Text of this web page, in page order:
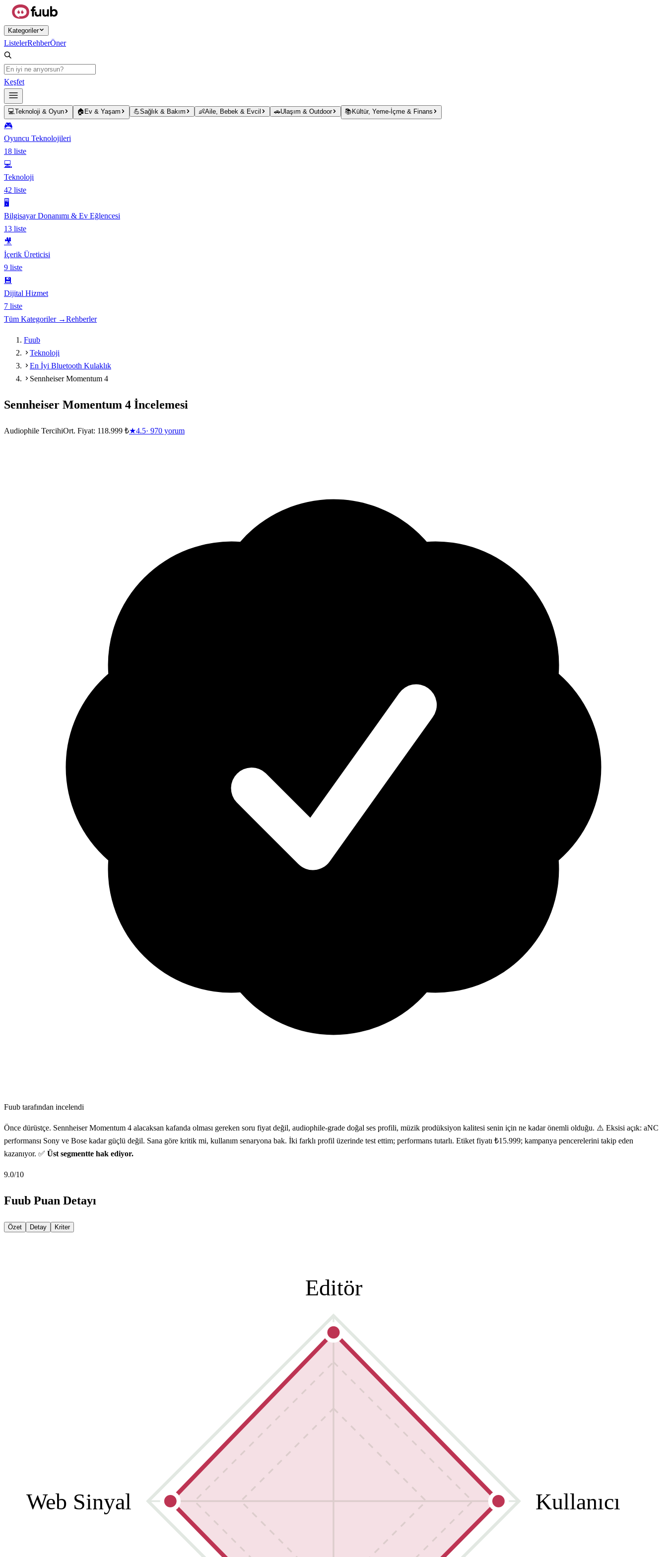
Ana içeriğe atla
Kategoriler
ListelerRehberÖner
Keşfet
💻Teknoloji & Oyun 🏠 Ev & Yaşam 💪Sağlık & Bakım 👶Aile, Bebek & Evcil 🚗Ulaşım & Outdoor 📚 Kültür, Yeme-İçme & Finans
🎮
Oyuncu Teknolojileri
18 liste
💻
Teknoloji
42 liste
🖥️
Bilgisayar Donanımı & Ev Eğlencesi
13 liste
🎥
İçerik Üreticisi
9 liste
💾
Dijital Hizmet
7 liste
Tüm Kategoriler →Rehberler
Fuub
Teknoloji
En İyi Bluetooth Kulaklık
Sennheiser Momentum 4
Sennheiser Momentum 4 İncelemesi
Audiophile TercihiOrt. Fiyat: 118.999 ₺★4.5· 970 yorum
Fuub tarafından incelendi
Önce dürüstçe. Sennheiser Momentum 4 alacaksan kafanda olması gereken soru fiyat değil, audiophile-grade doğal ses profili, müzik prodüksiyon kalitesi senin için ne kadar önemli olduğu. ⚠️ Eksisi açık: aNC
performansı Sony ve Bose kadar güçlü değil. Sana göre kritik mi, kullanım senaryona bak. İki farklı profil üzerinde test ettim; performans tutarlı. Etiket fiyatı ₺15.999; kampanya pencerelerini takip eden
kazanıyor. ✅ Üst segmentte hak ediyor.
9.0/10
Fuub Puan Detayı
Özet Detay Kriter
Editör
Kullanıcı
Web Sinyal